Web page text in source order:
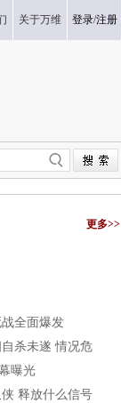
关于万维 登录/注册
更多>>
全面爆发
杀未遂 情况危
曝光
释放什么信号